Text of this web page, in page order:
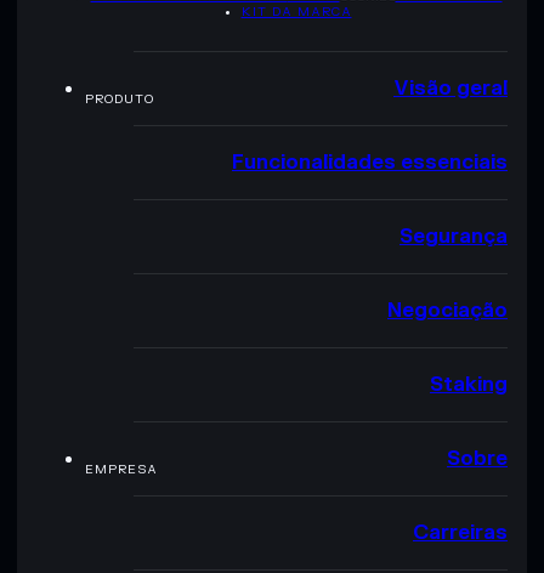
KIT DA MARCA
PRODUTO Visão geral
Funcionalidades essenciais
Segurança
Negociação
Staking
EMPRESA Sobre
Carreiras